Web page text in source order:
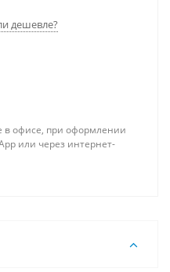
дешевле?
в офисе, при оформлении
или через интернет-